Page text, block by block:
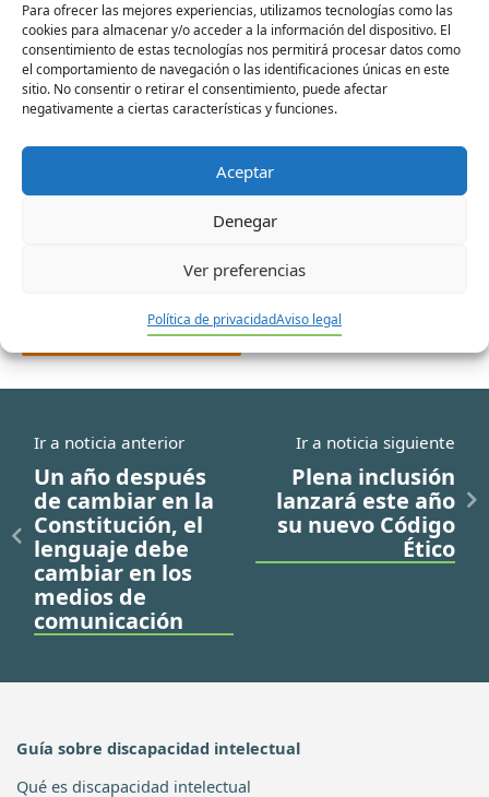
Para ofrecer las mejores experiencias, utilizamos tecnologías como las
cookies para almacenar y/o acceder a la información del dispositivo. El
consentimiento de estas tecnologías nos permitirá procesar datos como
el comportamiento de navegación o las identificaciones únicas en este
sitio. No consentir o retirar el consentimiento, puede afectar
negativamente a ciertas características y funciones.
Aceptar
Denegar
Ver preferencias
Política de privacidadAviso legal
Nombre*
Ir a noticia anterior
Un año después
de cambiar en la
Constitución, el
lenguaje debe
cambiar en los
medios de
comunicación
Ir a noticia siguiente
Plena inclusión
lanzará este año
su nuevo Código
Ético
Guía sobre discapacidad intelectual
Qué es discapacidad intelectual